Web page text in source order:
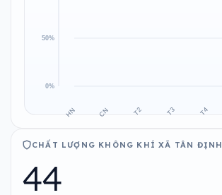
CHẤT LƯỢNG KHÔNG KHÍ XÃ TÂN ĐỊNH
44